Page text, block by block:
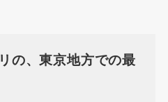
の、東京地方での最